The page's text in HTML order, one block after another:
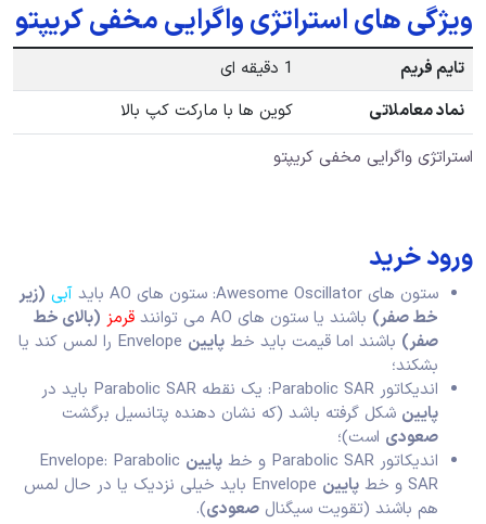
ویژگی های استراتژی واگرایی مخفی کریپتو
استراتژی واگرایی مخفی کریپتو
تایم فریم
1 دقیقه ای
نماد معاملاتی
کوین ها با مارکت کپ بالا
ورود خرید
ستون های Awesome Oscillator: ستون های AO باید آبی (زیر
خط صفر) باشند یا ستون های AO می توانند قرمز (بالای خط
صفر) باشند اما قیمت باید خط پایین
Envelope را لمس کند یا
بشکند؛
اندیکاتور Parabolic SAR: یک نقطه Parabolic SAR باید در
پایین شکل گرفته باشد (که نشان دهنده پتانسیل برگشت
صعودی است)؛
اندیکاتور Parabolic SAR و خط
پایین Envelope: Parabolic
SAR و خط
پایین
Envelope باید خیلی نزدیک یا در حال لمس
هم باشند (تقویت سیگنال صعودی).